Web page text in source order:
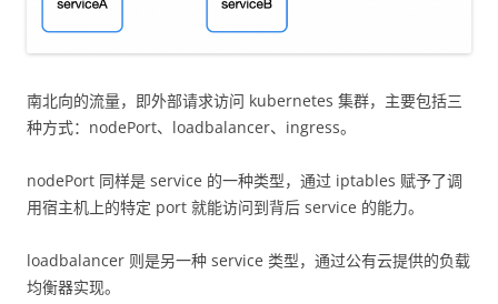
南北向的流量，即外部请求访问 kubernetes 集群，主要包括三
种方式：nodePort、loadbalancer、ingress。
nodePort 同样是 service 的一种类型，通过 iptables 赋予了调
用宿主机上的特定 port 就能访问到背后 service 的能力。
loadbalancer 则是另一种 service 类型，通过公有云提供的负载
均衡器实现。